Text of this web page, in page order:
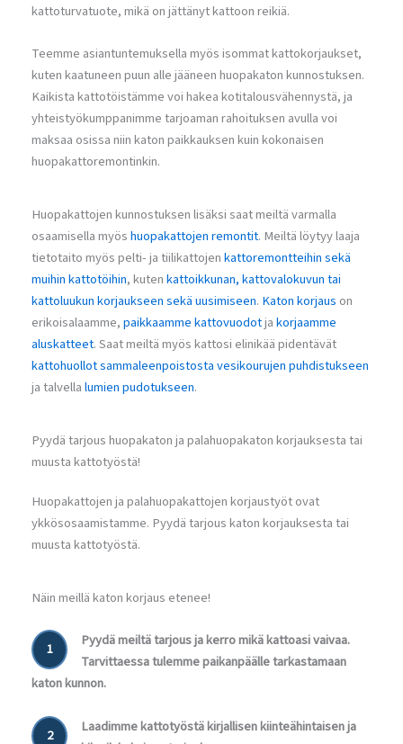
kattoturvatuote, mikä on jättänyt kattoon reikiä.
Teemme asiantuntemuksella myös isommat kattokorjaukset,
kuten kaatuneen puun alle jääneen huopakaton kunnostuksen.
Kaikista kattotöistämme voi hakea kotitalousvähennystä, ja
yhteistyökumppanimme tarjoaman rahoituksen avulla voi
maksaa osissa niin katon paikkauksen kuin kokonaisen
huopakattoremontinkin.
Huopakattojen kunnostuksen lisäksi saat meiltä varmalla
osaamisella myöshuopakattojen remontit. Meiltä löytyy laaja
tietotaito myös pelti- ja tiilikattojenkattoremontteihin sekä
muihin kattotöihin, kutenkattoikkunan, kattovalokuvun tai
kattoluukun korjaukseen sekä uusimiseen. Katon korjaus on
erikoisalaamme,paikkaamme kattovuodotjakorjaamme
aluskatteet. Saat meiltä myös kattosi elinikää pidentävät
kattohuollot sammaleenpoistostavesikourujen puhdistukseen
ja talvellalumien pudotukseen.
Pyydä tarjous huopakaton ja palahuopakaton korjauksesta tai
muusta kattotyöstä!
Huopakattojen ja palahuopakattojen korjaustyöt ovat
ykkösosaamistamme. Pyydä tarjous katon korjauksesta tai
muusta kattotyöstä.
Näin meillä katon korjaus etenee!
1
Pyydä meiltä tarjous ja kerro mikä kattoasi vaivaa.
Tarvittaessa tulemme paikanpäälle tarkastamaan
katon kunnon.
2
Laadimme kattotyöstä kirjallisen kiinteähintaisen ja